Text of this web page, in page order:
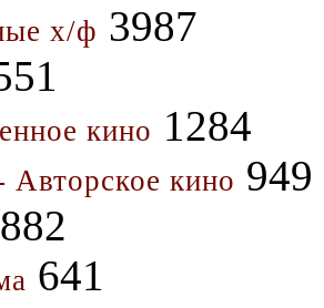
х/ф 3987
кино 1284
Авторское кино 949
882
641